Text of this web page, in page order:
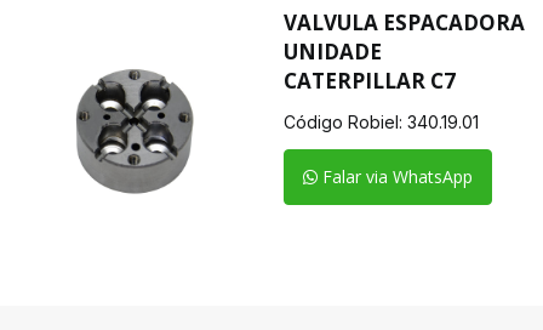
VALVULA ESPACADORA
UNIDADE
CATERPILLAR C7
Código Robiel: 340.19.01
Falar via WhatsApp